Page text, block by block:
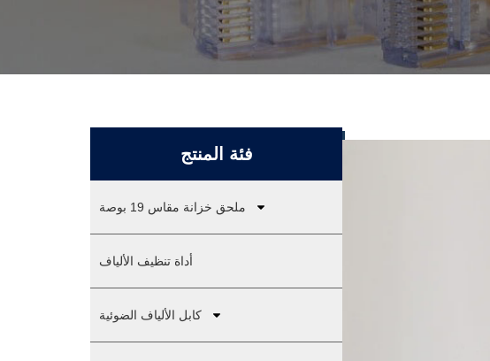
فئة المنتج
ملحق خزانة مقاس 19 بوصة
أداة تنظيف الألياف
كابل الألياف الضوئية